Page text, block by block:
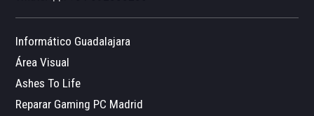
Informático Guadalajara
Área Visual
Ashes To Life
Reparar Gaming PC Madrid